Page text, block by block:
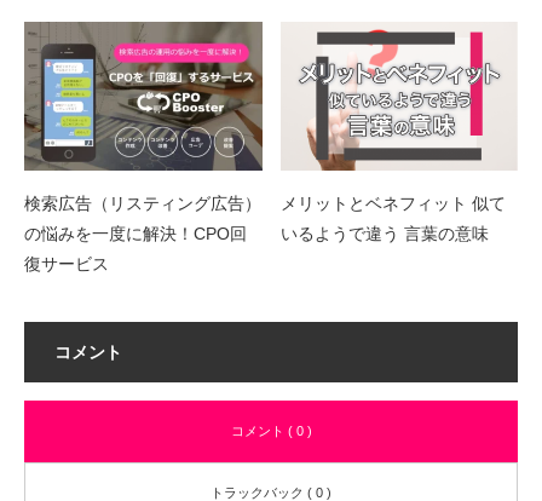
検索広告（リスティング広告）
の悩みを一度に解決！CPO回
復サービス
メリットとベネフィット 似て
いるようで違う 言葉の意味
コメント
コメント ( 0 )
トラックバック ( 0 )